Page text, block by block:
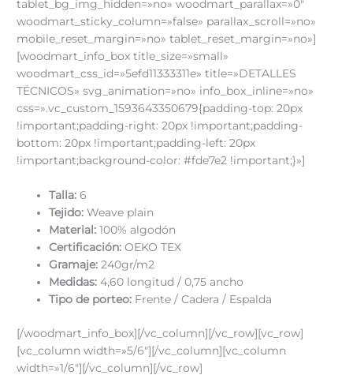
tablet_bg_img_hidden=»no» woodmart_parallax=»0″
woodmart_sticky_column=»false» parallax_scroll=»no»
mobile_reset_margin=»no» tablet_reset_margin=»no»]
[woodmart_info_box title_size=»small»
woodmart_css_id=»5efd11333311e» title=»DETALLES
TÉCNICOS» svg_animation=»no» info_box_inline=»no»
css=».vc_custom_1593643350679{padding-top: 20px
!important;padding-right: 20px !important;padding-
bottom: 20px !important;padding-left: 20px
!important;background-color: #fde7e2 !important;}»]
Talla: 6
Tejido: Weave plain
Material: 100% algodón
Certificación: OEKO TEX
Gramaje: 240gr/m2
Medidas: 4,60 longitud / 0,75 ancho
Tipo de porteo: Frente / Cadera / Espalda
[/woodmart_info_box][/vc_column][/vc_row][vc_row]
[vc_column width=»5/6″][/vc_column][vc_column
width=»1/6″][/vc_column][/vc_row]